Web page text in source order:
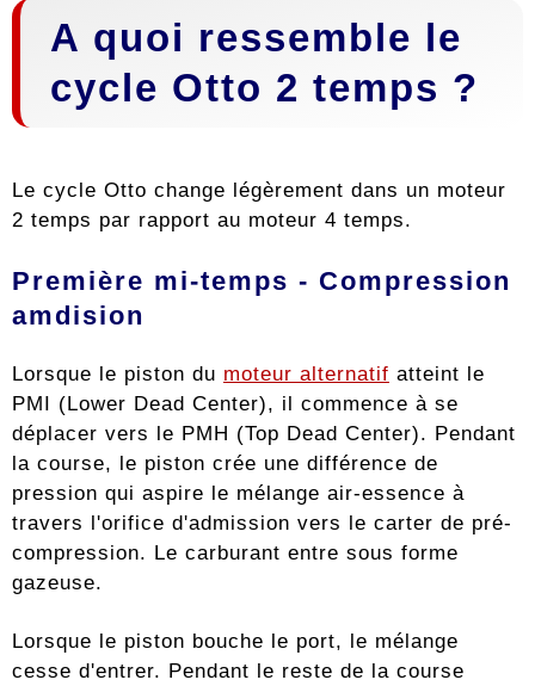
A quoi ressemble le
cycle Otto 2 temps ?
Le cycle Otto change légèrement dans un moteur
2 temps par rapport au moteur 4 temps.
Première mi-temps - Compression
amdision
Lorsque le piston du moteur alternatif atteint le
PMI (Lower Dead Center), il commence à se
déplacer vers le PMH (Top Dead Center). Pendant
la course, le piston crée une différence de
pression qui aspire le mélange air-essence à
travers l'orifice d'admission vers le carter de pré-
compression. Le carburant entre sous forme
gazeuse.
Lorsque le piston bouche le port, le mélange
cesse d'entrer. Pendant le reste de la course